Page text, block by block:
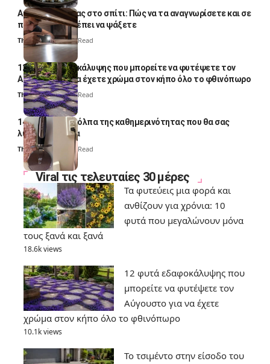
Αυγά κατσαρίδας στο σπίτι: Πώς να τα αναγνωρίσετε και σε
ποια σημεία πρέπει να ψάξετε
Thali Ombre4 Min Read
12 φυτά εδαφοκάλυψης που μπορείτε να φυτέψετε τον
Αύγουστο για να έχετε χρώμα στον κήπο όλο το φθινόπωρο
Thali Ombre7 Min Read
14 πανέξυπνα κόλπα της καθημερινότητας που θα σας
λύσουν τα χέρια
Thali Ombre 6 Min Read
Viral τις τελευταίες 30 μέρες
Τα φυτεύεις μια φορά και
ανθίζουν για χρόνια: 10
φυτά που μεγαλώνουν μόνα
τους ξανά και ξανά
18.6k views
12 φυτά εδαφοκάλυψης που
μπορείτε να φυτέψετε τον
Αύγουστο για να έχετε
χρώμα στον κήπο όλο το φθινόπωρο
10.1k views
Το τσιμέντο στην είσοδο του